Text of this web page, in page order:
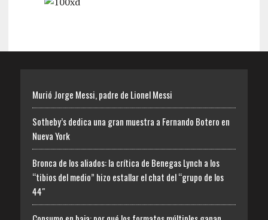
Murió Jorge Messi, padre de Lionel Messi
Sotheby’s dedica una gran muestra a Fernando Botero en
Nueva York
Bronca de los aliados: la crítica de Benegas Lynch a los
“tibios del medio” hizo estallar el chat del “grupo de los
44″